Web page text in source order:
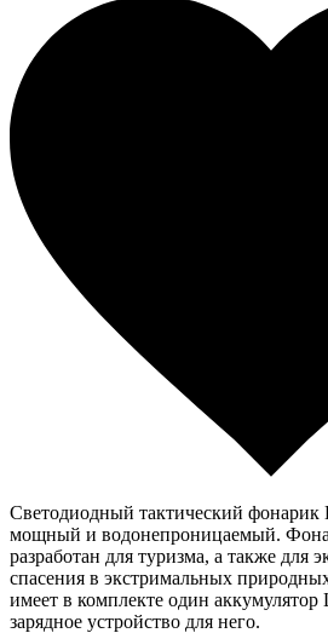
Светодиодный тактический
мощный и водонепроницаемый.
разработан для туризма, а также для
спасения в экстримальных
имеет в комплекте один
зарядное устройство для него.